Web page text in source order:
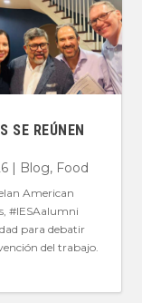
SE REÚNEN
| Blog, Food
American
#IESAalumni
para debatir
del trabajo.